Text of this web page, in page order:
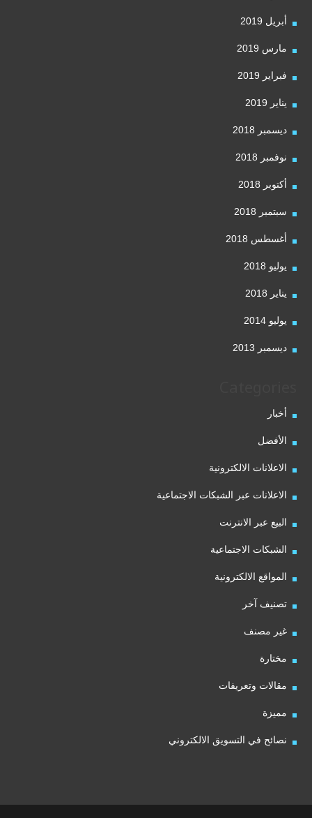
أبريل 2019
مارس 2019
فبراير 2019
يناير 2019
ديسمبر 2018
نوفمبر 2018
أكتوبر 2018
سبتمبر 2018
أغسطس 2018
يوليو 2018
يناير 2018
يوليو 2014
ديسمبر 2013
أخبار
الأفضل
الاعلانات الالكترونية
الاعلانات عبر الشبكات الاجتماعية
البيع عبر الانترنت
الشبكات الاجتماعية
المواقع الالكترونية
تصنيف آخر
غير مصنف
مختارة
مقالات وتعريفات
مميزة
نصائح في التسويق الالكتروني